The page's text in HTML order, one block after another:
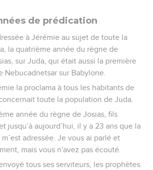
de prédication
à Jérémie au sujet de toute la
la quatrième année du règne de
sur Juda, qui était aussi la première
Nebucadnetsar sur Babylone.
la proclama à tous les habitants de
toute la population de Juda.
année du règne de Josias, fils
jusqu’à aujourd’hui, il y a 23 ans que la
adressée. Je vous ai parlé et
mais vous n'avez pas écouté.
tous ses serviteurs, les prophètes.